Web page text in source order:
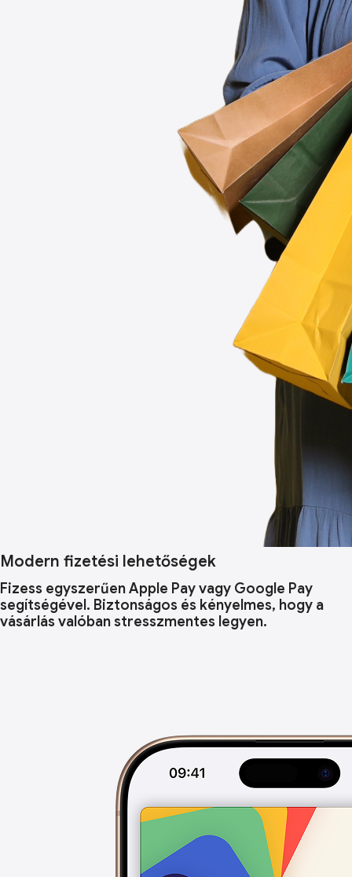
Modern fizetési lehetőségek
Fizess egyszerűen Apple Pay vagy Google Pay
segítségével. Biztonságos és kényelmes, hogy a
vásárlás valóban stresszmentes legyen.